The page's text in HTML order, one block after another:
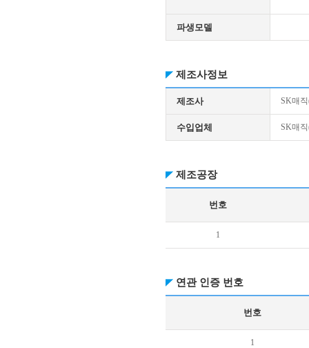
파생모델
제조사정보
제조사 SK매
수입업체 SK매
제조공장
번호
1
연관 인증 번호
번호
1